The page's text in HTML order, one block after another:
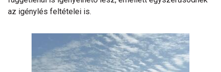
az igénylés feltételei is.